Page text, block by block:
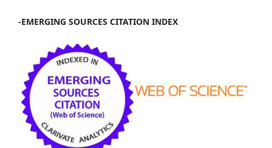
-EMERGING SOURCES CITATION INDEX